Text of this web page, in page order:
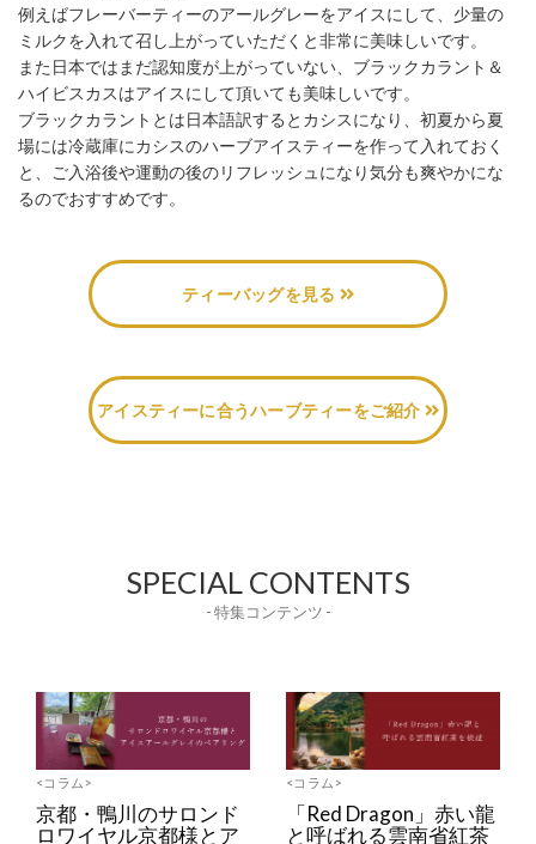
例えばフレーバーティーのアールグレーをアイスにして、少量の
ミルクを入れて召し上がっていただくと非常に美味しいです。
また日本ではまだ認知度が上がっていない、ブラックカラント＆
ハイビスカスはアイスにして頂いても美味しいです。
ブラックカラントとは日本語訳するとカシスになり、初夏から夏
場には冷蔵庫にカシスのハーブアイスティーを作って入れておく
と、ご入浴後や運動の後のリフレッシュになり気分も爽やかにな
るのでおすすめです。
ティーバッグを見る
アイスティーに合うハーブティーをご紹介
SPECIAL CONTENTS
- 特集コンテンツ -
<コラム>
京都・鴨川のサロンド
ロワイヤル京都様とア
<コラム>
「Red Dragon」赤い龍
と呼ばれる雲南省紅茶